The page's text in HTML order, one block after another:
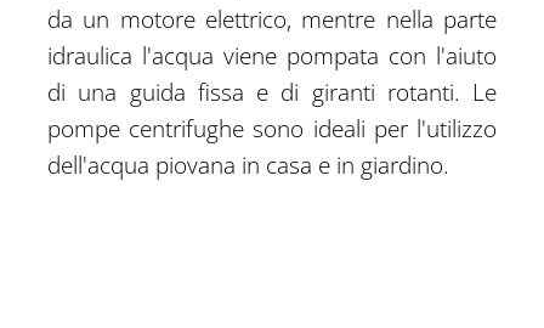
da un motore elettrico, mentre nella parte
idraulica l'acqua viene pompata con l'aiuto
di una guida fissa e di giranti rotanti. Le
pompe centrifughe sono ideali per l'utilizzo
dell'acqua piovana in casa e in giardino.